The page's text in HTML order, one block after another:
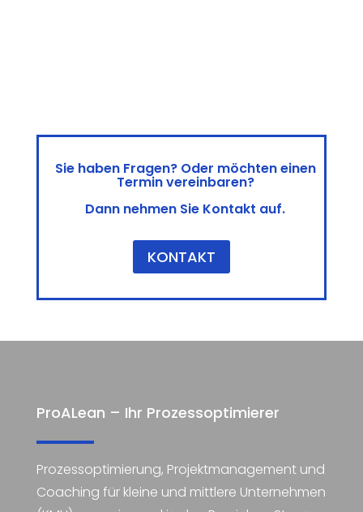
Sie haben Fragen? Oder möchten einen
Termin vereinbaren?
Dann nehmen Sie Kontakt auf.
KONTAKT
ProALean – Ihr Prozessoptimierer
Prozessoptimierung, Projektmanagement und
Coaching für kleine und mittlere Unternehmen